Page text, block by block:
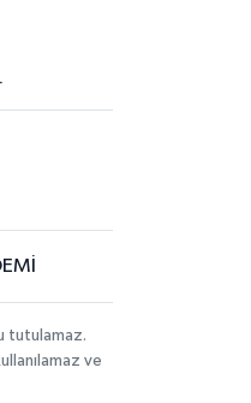
tutulamaz.
ve